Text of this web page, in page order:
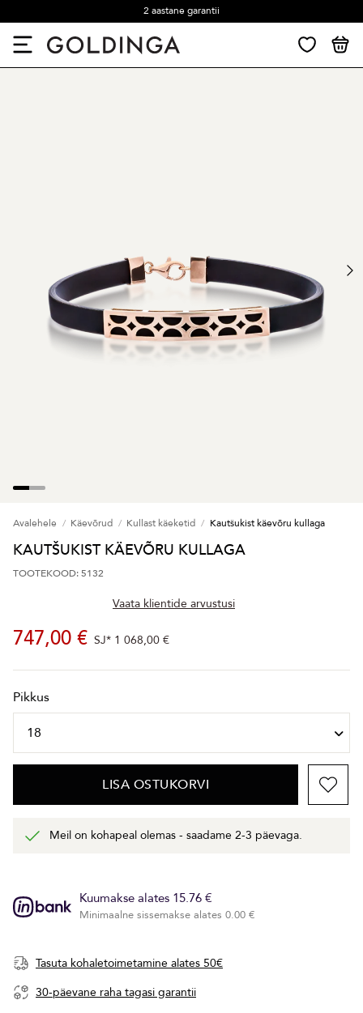
2 aastane garantii
Avalehele Käevõrud Kullast käeketid Kautšukist käevõru kullaga
KAUTŠUKIST KÄEVÕRU KULLAGA
TOOTEKOOD: 5132
Vaata klientide arvustusi
747,00 € SJ* 1 068,00 €
Pikkus
LISA OSTUKORVI
Meil on kohapeal olemas - saadame 2-3 päevaga.
Kuumakse alates 15.76 €
Minimaalne sissemakse alates 0.00 €
Tasuta kohaletoimetamine alates 50€
30-päevane raha tagasi garantii